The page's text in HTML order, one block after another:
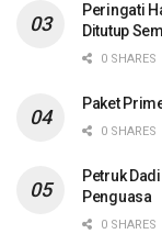
Peringati
Ditutup
0 SHARES
Paket
0 SHARES
Petruk
Penguasa
0 SHARES